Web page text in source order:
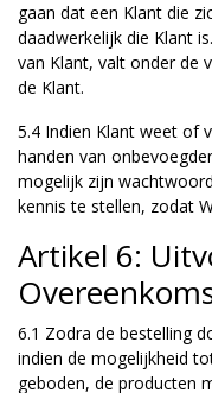
gaan dat een Klant die
daadwerkelijk die Klant
van Klant, valt onder de
de Klant.
5.4 Indien Klant weet of
handen van
mogelijk zijn
kennis te stellen, zodat
Artikel 6:
6.1 Zodra de bestelling
indien de mogelijkheid
geboden, de producten